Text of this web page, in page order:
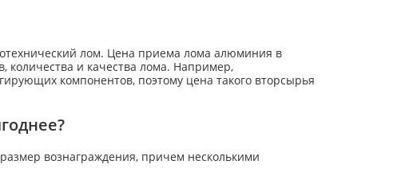
лом. Цена приема лома алюминия в
количества и качества лома. Например,
компонентов, поэтому цена такого вторсырья
вознаграждения, причем несколькими